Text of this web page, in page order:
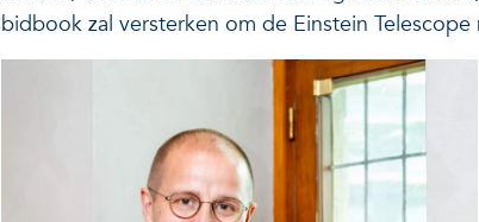
bidbook zal versterken om de Einstein